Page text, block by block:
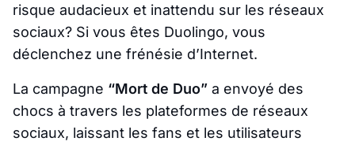
risque audacieux et inattendu sur les réseaux
sociaux? Si vous êtes Duolingo, vous
déclenchez une frénésie d’Internet.
La campagne “Mort de Duo” a envoyé des
chocs à travers les plateformes de réseaux
sociaux, laissant les fans et les utilisateurs